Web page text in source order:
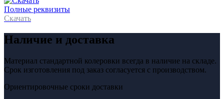
Полные реквизиты
Скачать
Наличие и доставка
Материал стандартной колеровки всегда в наличие на складе.
Срок изготовления под заказ согласуется с производством.
Ориентировочные сроки доставки